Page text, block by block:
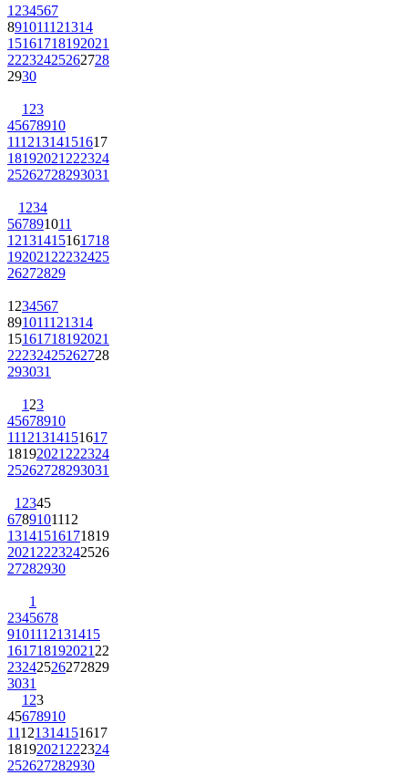
1 234567
891011121314
15161718192021
22232425262728
2930
1 23
45678910
11121314151617
18192021 222324
25262728293031
1 234
567891011
12131415161718
192021 22232425
26272829
1 234567
891011121314
15161718192021
22232425262728
293031
1 23
45678910
11121314151617
18192021 222324
25262728293031
1 2345
6789101112
13141516171819
2021 2223242526
27282930
1
2345678
9101112131415
161718192021 22
23242526272829
3031
1 23
45678910
11121314151617
18192021 222324
252627282930